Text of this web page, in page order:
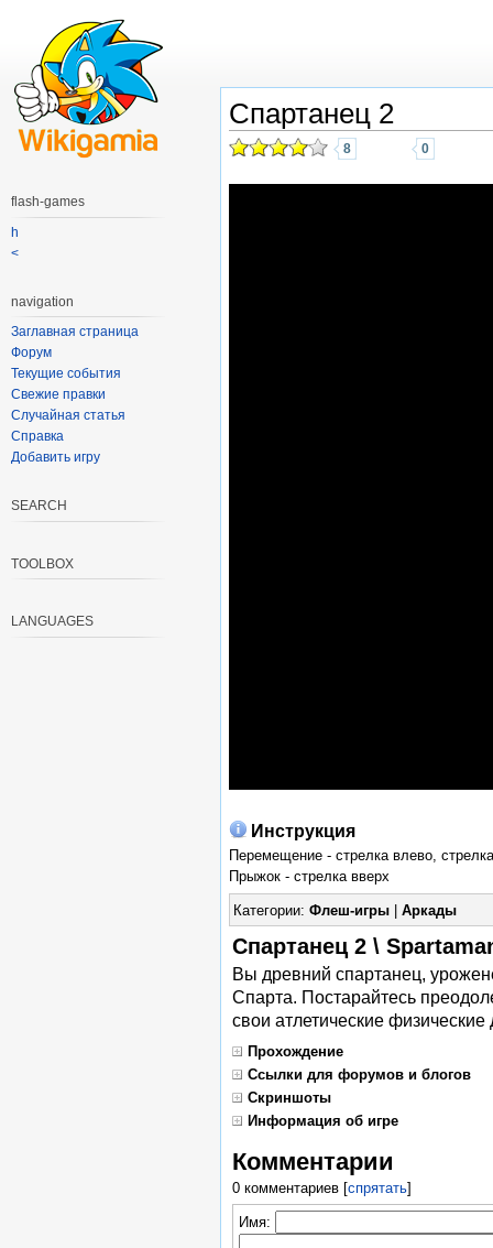
Спартанец 2
8 0
Инструкция
Перемещение - стрелка влево,
Прыжок - стрелка вверх
Категории: Флеш-игры| Аркады
Спартанец 2 \
Вы древний спартанец,
Спарта. Постарайтесь
свои атлетические
Прохождение
Ссылки для форумов и блогов
Скриншоты
Информация об игре
Комментарии
0 комментариев[спрятать]
Имя:
flash-games
h
<
navigation
Заглавная страница
Форум
Текущие события
Свежие правки
Случайная статья
Справка
Добавить игру
SEARCH
TOOLBOX
LANGUAGES